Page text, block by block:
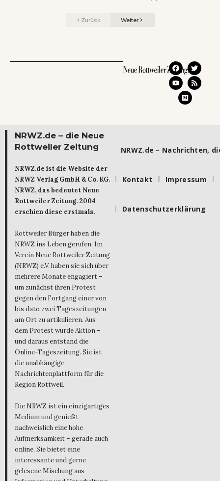
Zurück Weiter
NRWZ.de – die Neue
Rottweiler Zeitung
NRWZ.de ist die Website der
NRWZ Verlag GmbH & Co. KG.
NRWZ, das bedeutet Neue
Rottweiler Zeitung. 2004
erschien diese erstmals.
Rottweiler Bürger haben die
NRWZ ins Leben gerufen. Im
Verein Neue Rottweiler Zeitung
(NRWZ) e.V. haben sie sich über
mehrere Monate engagiert –
um zunächst ihren Protest
gegen den Fortgang einer von
bis dato zwei Tageszeitungen
am Ort zu artikulieren. Aus
dem Protest wurde Aktion –
und daraus entstand die
Online-Tageszeitung. Sie ist
die unabhängige
Nachrichtenplattform für die
Region Rottweil.
Die NRWZ ist ein einzigartiges
Medium und genießt
nachweislich eine hohe
Aufmerksamkeit – gerade auch
online. Sie bietet eine
interessante und gerne
gelesene Mischung aus
NRWZ.de – Nachrichten,
Kontakt Impressum
Datenschutzerklärung